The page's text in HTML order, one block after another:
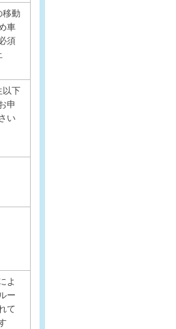
移動
車
須
以下
申
い
よ
ー
て